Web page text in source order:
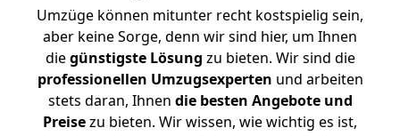
Umzüge können mitunter recht kostspielig sein,
aber keine Sorge, denn wir sind hier, um Ihnen
diegünstigste Lösung zu bieten. Wir sind die
professionellen Umzugsexperten und arbeiten
stets daran, Ihnen die besten Angebote und
Preisezu bieten. Wir wissen, wie wichtig es ist,